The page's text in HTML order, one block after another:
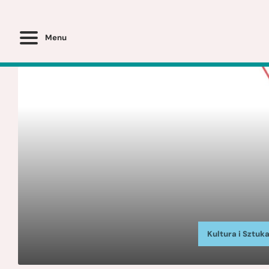
Menu
Kultura i Sztuka